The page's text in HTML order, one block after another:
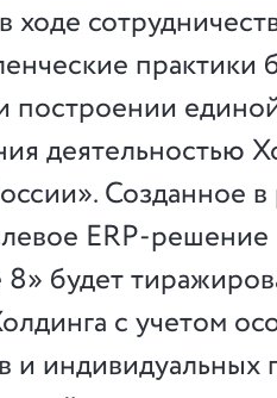
ходе
практики
построении
деятельностью
Созданное в
ERP-решение
будет
с учетом
и индивидуальных